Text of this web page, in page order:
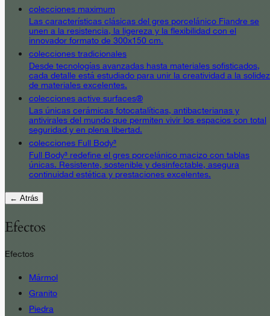
colecciones maximum
Las características clásicas del gres porcelánico Fiandre se
unen a la resistencia, la ligereza y la flexibilidad con el
innovador formato de 300x150 cm.
colecciones tradicionales
Desde tecnologías avanzadas hasta materiales sofisticados,
cada detalle está estudiado para unir la creatividad a la solidez
de materiales excelentes.
colecciones active surfaces®
Las únicas cerámicas fotocatalíticas, antibacterianas y
antivirales del mundo que permiten vivir los espacios con total
seguridad y en plena libertad.
colecciones Full Body³
Full Body³ redefine el gres porcelánico macizo con tablas
únicas. Resistente, sostenible y desinfectable, asegura
continuidad estética y prestaciones excelentes.
← Atrás
Efectos
Efectos
Mármol
Granito
Piedra